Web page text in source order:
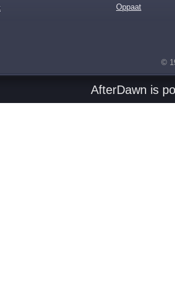
Oppaat
©
AfterDawn is